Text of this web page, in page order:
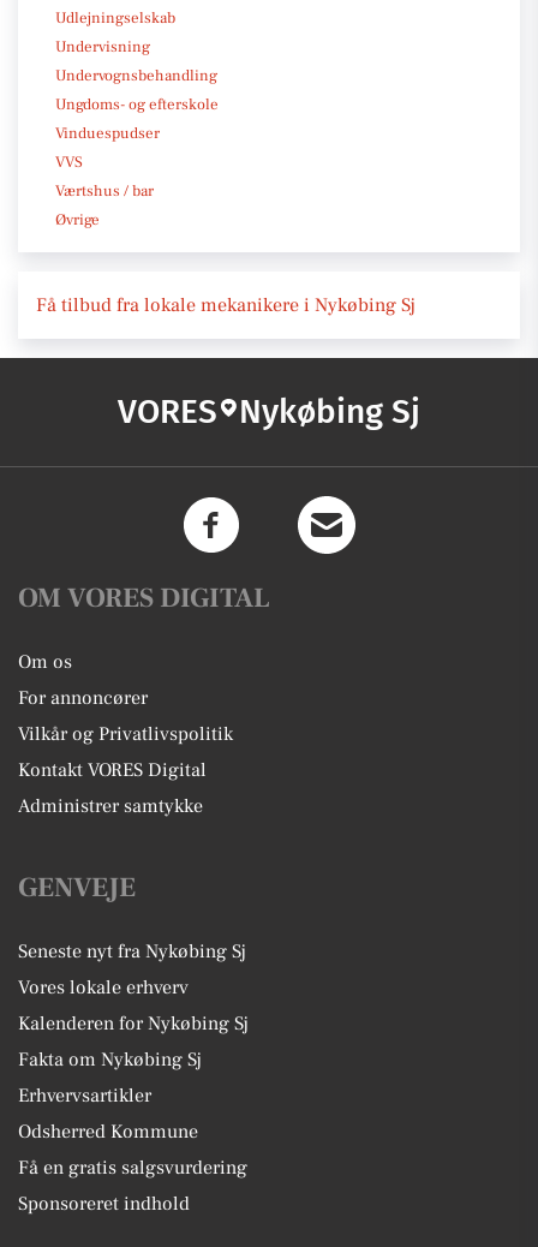
Udlejningselskab
Undervisning
Undervognsbehandling
Ungdoms- og efterskole
Vinduespudser
VVS
Værtshus / bar
Øvrige
Få tilbud fra lokale mekanikere i Nykøbing Sj
VORES Nykøbing Sj
OM VORES DIGITAL
Om os
For annoncører
Vilkår og Privatlivspolitik
Kontakt VORES Digital
Administrer samtykke
GENVEJE
Seneste nyt fra Nykøbing Sj
Vores lokale erhverv
Kalenderen for Nykøbing Sj
Fakta om Nykøbing Sj
Erhvervsartikler
Odsherred Kommune
Få en gratis salgsvurdering
Sponsoreret indhold